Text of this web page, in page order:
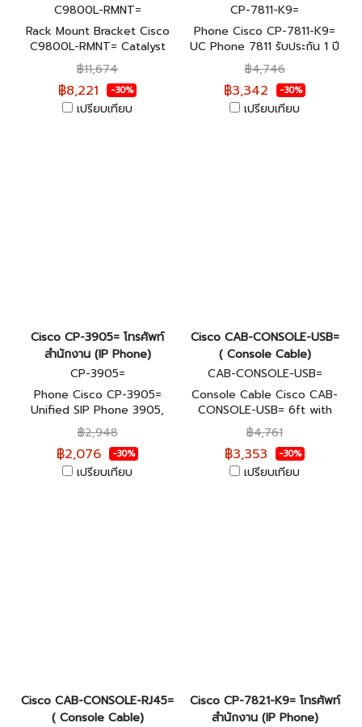
C9800L-RMNT=
Rack Mount Bracket Cisco
C9800L-RMNT= Catalyst
9800 Series Wireless
Controller รับประกัน 1 ปี
฿11,674
฿8,221 -30%
เปรียบเทียบ
CP-7811-K9=
Phone Cisco CP-7811-K9=
UC Phone 7811 รับประกัน 1 ปี
฿4,746
฿3,342 -30%
เปรียบเทียบ
Cisco CP-3905= โทรศัพท์
สำนักงาน (IP Phone)
CP-3905=
Phone Cisco CP-3905=
Unified SIP Phone 3905,
Charcoal, Standard Handset
รับประกัน 1 ปี
฿2,948
฿2,076 -30%
เปรียบเทียบ
Cisco CAB-CONSOLE-USB=
( Console Cable)
CAB-CONSOLE-USB=
Console Cable Cisco CAB-
CONSOLE-USB= 6ft with
USB Type A and mini-B
สินค้าของแท้ 100%
฿4,761
฿3,353 -30%
เปรียบเทียบ
Cisco CAB-CONSOLE-RJ45=
( Console Cable)
Cisco CP-7821-K9= โทรศัพท์
สำนักงาน (IP Phone)